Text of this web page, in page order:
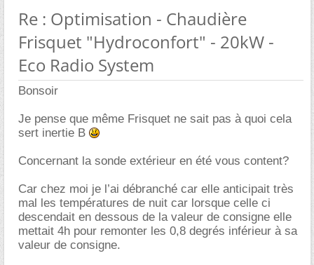
Re : Optimisation - Chaudière
Frisquet "Hydroconfort" - 20kW -
Eco Radio System
Bonsoir
Je pense que même Frisquet ne sait pas à quoi cela
sert inertie B
Concernant la sonde extérieur en été vous content?
Car chez moi je l’ai débranché car elle anticipait très
mal les températures de nuit car lorsque celle ci
descendait en dessous de la valeur de consigne elle
mettait 4h pour remonter les 0,8 degrés inférieur à sa
valeur de consigne.